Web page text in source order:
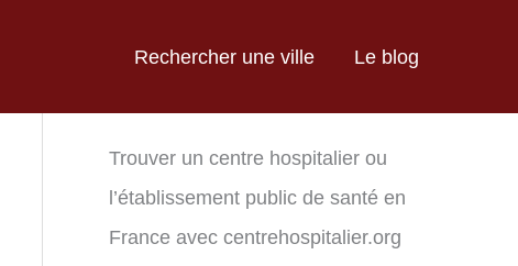
Rechercher une ville Le blog
Trouver un centre hospitalier ou
l’établissement public de santé en
France avec centrehospitalier.org